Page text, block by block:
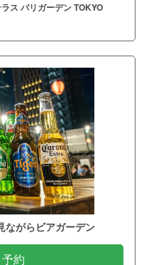
ス バリガーデン TOKYO
ながらビアガーデン
約